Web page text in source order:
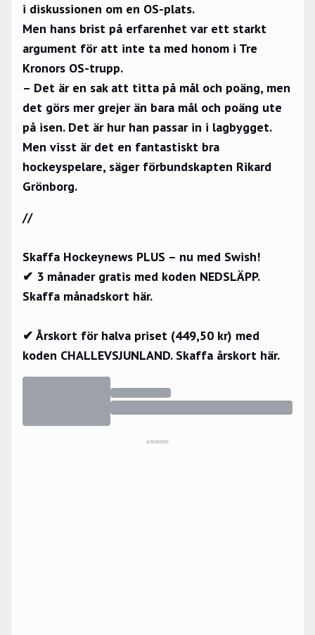
i diskussionen om en OS-plats.
Men hans brist på erfarenhet var ett starkt
argument för att inte ta med honom i Tre
Kronors OS-trupp.
– Det är en sak att titta på mål och poäng, men
det görs mer grejer än bara mål och poäng ute
på isen. Det är hur han passar in i lagbygget.
Men visst är det en fantastiskt bra
hockeyspelare, säger förbundskapten Rikard
Grönborg.
//
Skaffa Hockeynews PLUS – nu med Swish!
✔ 3 månader gratis med koden NEDSLÄPP.
Skaffa månadskort här.
✔ Årskort för halva priset (449,50 kr) med
koden CHALLEVSJUNLAND. Skaffa årskort här.
ANNONS